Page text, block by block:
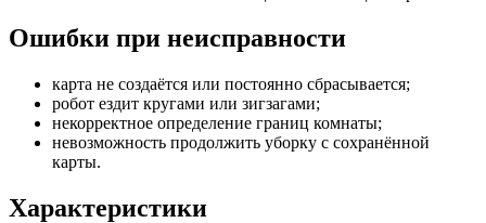
Ошибки при неисправности
карта не создаётся или постоянно сбрасывается;
робот ездит кругами или зигзагами;
некорректное определение границ комнаты;
невозможность продолжить уборку с сохранённой
карты.
Характеристики